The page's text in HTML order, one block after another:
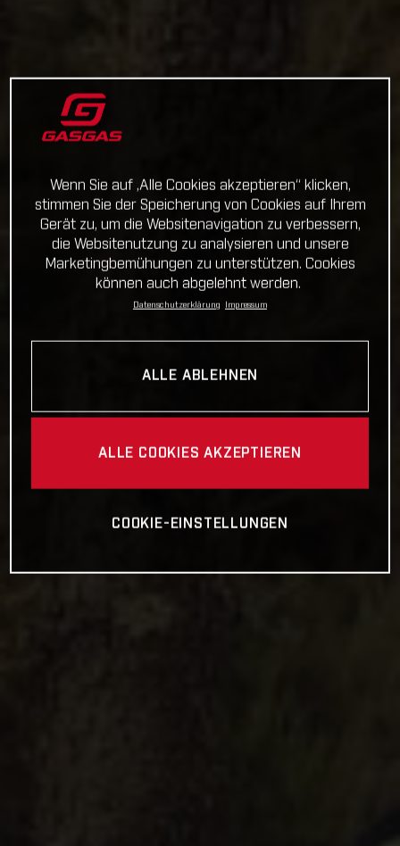
Wenn Sie auf „Alle Cookies akzeptieren“ klicken,
stimmen Sie der Speicherung von Cookies auf Ihrem
Gerät zu, um die Websitenavigation zu verbessern,
die Websitenutzung zu analysieren und unsere
Marketingbemühungen zu unterstützen. Cookies
können auch abgelehnt werden.
Datenschutzerklärung Impressum
ALLE ABLEHNEN
ALLE COOKIES AKZEPTIEREN
COOKIE-EINSTELLUNGEN